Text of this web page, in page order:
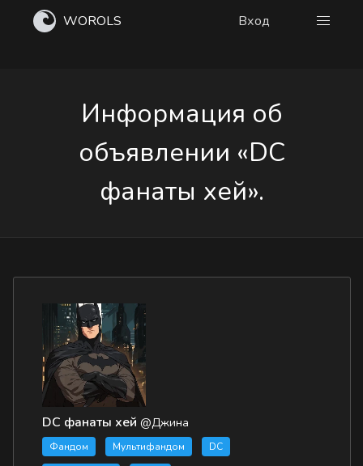
WOROLS Вход
Информация об
объявлении «DC
фанаты хей».
DC фанаты хей @Джина
Фандом Мультифандом DC